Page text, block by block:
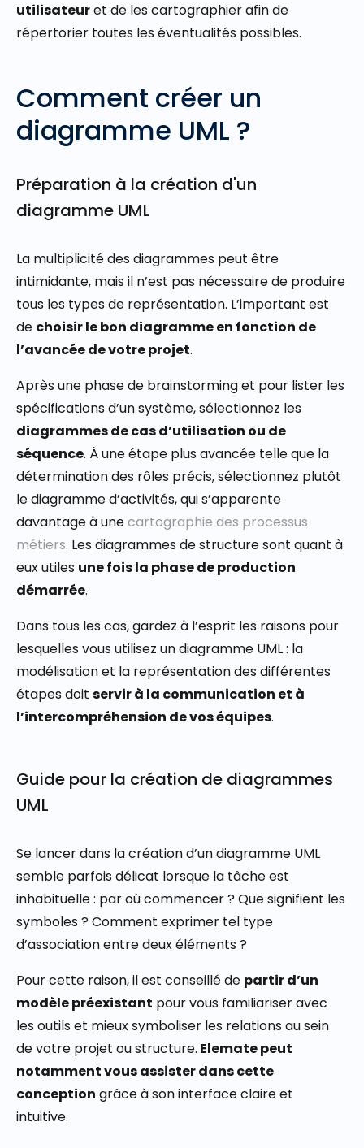
utilisateuret de les cartographier afin de
répertorier toutes les éventualités possibles.
Comment créer un
diagramme UML ?
Préparation à la création d'un
diagramme UML
La multiplicité des diagrammes peut être
intimidante, mais il n’est pas nécessaire de produire
tous les types de représentation. L’important est
de choisir le bon diagramme en fonction de
l’avancée de votre projet.
Après une phase de brainstorming et pour lister les
spécifications d’un système, sélectionnez les
diagrammes de cas d’utilisation ou de
séquence. À une étape plus avancée telle que la
détermination des rôles précis, sélectionnez plutôt
le diagramme d’activités, qui s’apparente
davantage à unecartographie des processus
métiers. Les diagrammes de structure sont quant à
eux utiles une fois la phase de production
démarrée.
Dans tous les cas, gardez à l’esprit les raisons pour
lesquelles vous utilisez un diagramme UML : la
modélisation et la représentation des différentes
étapes doit servir à la communication et à
l’intercompréhension de vos équipes.
Guide pour la création de diagrammes
UML
Se lancer dans la création d’un diagramme UML
semble parfois délicat lorsque la tâche est
inhabituelle : par où commencer ? Que signifient les
symboles ? Comment exprimer tel type
d’association entre deux éléments ?
Pour cette raison, il est conseillé de partir d’un
modèle préexistant pour vous familiariser avec
les outils et mieux symboliser les relations au sein
de votre projet ou structure. Elemate peut
notamment vous assister dans cette
conception grâce à son interface claire et
intuitive.